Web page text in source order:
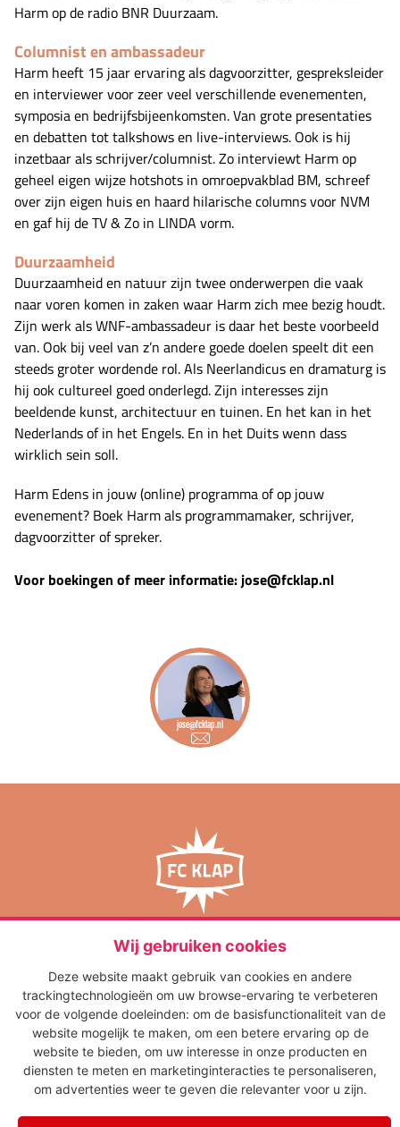
Wij gebruiken cookies
Deze website maakt gebruik van cookies en andere
trackingtechnologieën om uw browse-ervaring te verbeteren
voor de volgende doeleinden: om de basisfunctionaliteit van de
website mogelijk te maken, om een betere ervaring op de
website te bieden, om uw interesse in onze producten en
diensten te meten en marketinginteracties te personaliseren,
om advertenties weer te geven die relevanter voor u zijn.
Harm op de radio BNR Duurzaam.
Columnist en ambassadeur
Harm heeft 15 jaar ervaring als dagvoorzitter, gespreksleider
en interviewer voor zeer veel verschillende evenementen,
symposia en bedrijfsbijeenkomsten. Van grote presentaties
en debatten tot talkshows en live-interviews. Ook is hij
inzetbaar als schrijver/columnist. Zo interviewt Harm op
geheel eigen wijze hotshots in omroepvakblad BM, schreef
over zijn eigen huis en haard hilarische columns voor NVM
en gaf hij de TV & Zo in LINDA vorm.
Duurzaamheid
Duurzaamheid en natuur zijn twee onderwerpen die vaak
naar voren komen in zaken waar Harm zich mee bezig houdt.
Zijn werk als WNF-ambassadeur is daar het beste voorbeeld
van. Ook bij veel van z’n andere goede doelen speelt dit een
steeds groter wordende rol. Als Neerlandicus en dramaturg is
hij ook cultureel goed onderlegd. Zijn interesses zijn
beeldende kunst, architectuur en tuinen. En het kan in het
Nederlands of in het Engels. En in het Duits wenn dass
wirklich sein soll.
Harm Edens in jouw (online) programma of op jouw
evenement? Boek Harm als programmamaker, schrijver,
dagvoorzitter of spreker.
Voor boekingen of meer informatie: jose@fcklap.nl
jose@fcklap.nl
media op maat
‘s-Gravelandseweg 65
info@fcklap.nl
035 - 621 01 50
NIEUWS
Algemene voorwaarden
Disclaimer